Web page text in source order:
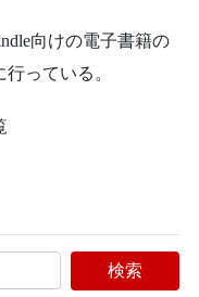
向けの電子書籍の
っている。